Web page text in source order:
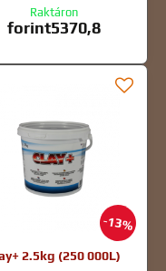
Raktáron
forint5370,8
13%
2.5kg (250 000L)